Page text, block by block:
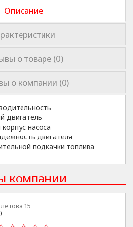
Описание
о товаре (0)
о компании (0)
двигатель
насоса
двигателя
подкачки топлива
компании
15
)